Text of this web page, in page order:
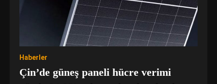
Haberler
Çin’de güneş paneli hücre verimi